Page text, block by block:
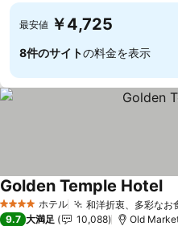
最安値 ￥4,725
8件のサイトの料金を表示
4 ホテルのランク
ホテル 和洋折衷、多彩なお
Golden Temple Hotel料
9.7 大満足 10,088 Old